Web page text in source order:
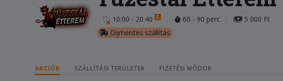
10:00 - 20:40 60 - 90 perc
5 000 Ft
Díjmentes szállítás
AKCIÓK SZÁLLÍTÁSI TERÜLETEK FIZETÉSI MÓDOK